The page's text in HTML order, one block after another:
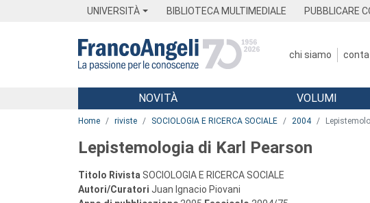
UNIVERSITÀ BIBLIOTECA MULTIMEDIALE PUBBLICARE
chi siamo
Menu
NOVITÀ VOLUMI
Home riviste SOCIOLOGIA E RICERCA SOCIALE 2004
Lepistemologia di Karl Pearson
Titolo Rivista SOCIOLOGIA E RICERCA SOCIALE
Autori/Curatori Juan Ignacio Piovani